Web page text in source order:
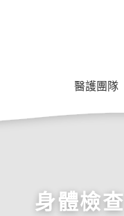
醫護團隊
身體檢查